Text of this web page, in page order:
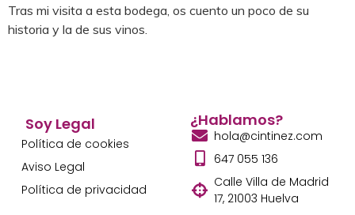
Tras mi visita a esta bodega, os cuento un poco de su
historia y la de sus vinos.
Soy Legal
Política de cookies
Aviso Legal
Política de privacidad
¿Hablamos?
hola@cintinez.com
647 055 136
Calle Villa de Madrid
17, 21003 Huelva